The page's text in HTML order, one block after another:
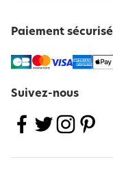
Paiement sécurisé
Suivez-nous